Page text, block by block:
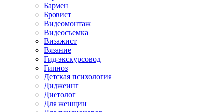
Бармен
Бровист
Видеомонтаж
Видеосъемка
Визажист
Вязание
Гид-экскурсовод
Гипноз
Детская психология
Диджеинг
Диетолог
Для женщин